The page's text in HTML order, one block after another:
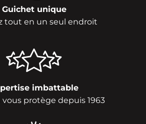
Guichet unique
tout en un seul endroit
imbattable
vous protège depuis 1963